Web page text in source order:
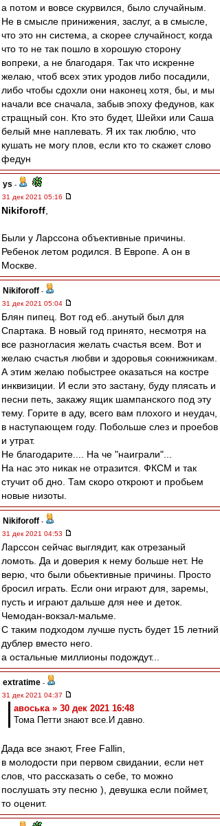
а потом и вовсе скурвился, было случайным.
Не в смысле принижения, заслуг, а в смысле,
что это нн система, а скорее случайност, когда
что то не так пошло в хорошую сторону
вопреки, а не благодаря. Так что искренне
желаю, чтоб всех этих уродов либо посадили,
либо чтобы сдохли они наконец хотя, бы, и мы
начали все сначала, забыв эпоху федунов, как
стращный сон. Кто это будет, Шейхи или Саша
белый мне наплевать. Я их так люблю, что
кушать не могу плов, если кто то скажет слово
федун
ys -
31 дек 2021 05:16
Nikiforoff
Были у Ларссона объективные причины.
Ребенок летом родился. В Европе. А он в
Москве.
Nikiforoff -
31 дек 2021 05:04
Блян пипец. Вот год еб..анутый был для
Спартака. В новый год принято, несмотря на
все разногласия желать счастья всем. Вот и
желаю счастья любви и здоровья сокнижникам.
А этим желаю побыстрее оказаться на костре
инквизиции. И если это застану, буду плясать и
песни петь, закажу ящик шампанского под эту
тему. Горите в аду, всего вам плохого и неудач,
в наступающем году. Побольше слез и проебов
и утрат.
Не благодарите.... На че "наиграли"...
На нас это никак не отразится. ФКСМ и так
стучит об дно. Там скоро откроют и пробьем
новые низоты.
Nikiforoff -
31 дек 2021 04:53
Ларссон сейчас выглядит, как отрезаный
ломоть. Да и доверия к нему больше нет. Не
верю, что были обьективные причины. Просто
бросил играть. Если они играют для, заремы,
пусть и играют дальше для нее и деток.
Чемодан-вокзал-мальме.
С таким подходом лучше пусть будет 15 летний
дублер вместо него.
а остальные миллионы подождут...
extratime -
31 дек 2021 04:37
авоська » 30 дек 2021 16:48
Тома Петти знают все.И давно.
Дада все знают, Free Fallin,
в молодости при первом свидании, если нет
слов, что рассказать о себе, то можно
послушать эту песню ), девушка если поймет,
то оценит.